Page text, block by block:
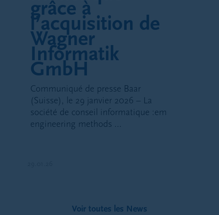
grâce à
l’acquisition de
Wagner
Informatik
GmbH
Communiqué de presse Baar
(Suisse), le 29 janvier 2026 – La
société de conseil informatique :em
engineering methods ...
Voir toutes les News